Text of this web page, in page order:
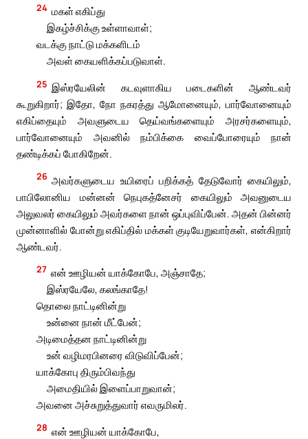
24 மகள் எகிப்து
இகழ்ச்சிக்கு உள்ளாவாள்;
வடக்கு நாட்டு மக்களிடம்
அவள் கையளிக்கப்படுவாள்.
25 இஸ்ரயேலின் கடவுளாகிய படைகளின் ஆண்டவர்
கூறுகிறார்; இதோ, நோ நகரத்து ஆமோனையும், பார்வோனையும்
எகிப்தையும் அவளுடைய தெய்வங்களையும் அரசர்களையும்,
பார்வோனையும் அவனில் நம்பிக்கை வைப்போரையும் நான்
தண்டிக்கப் போகிறேன்.
26 அவர்களுடைய உயிரைப் பறிக்கத் தேடுவோர் கையிலும்,
பாபிலோனிய மன்னன் நெபுகத்னேசர் கையிலும் அவனுடைய
அலுவலர் கையிலும் அவர்களை நான் ஒப்புவிப்பேன். அதன் பின்னர்
முன்னாளில் போன்று எகிப்தில் மக்கள் குடியேறுவார்கள், என்கிறார்
ஆண்டவர்.
27 என் ஊழியன் யாக்கோபே, அஞ்சாதே;
இஸ்ரயேலே, கலங்காதே!
தொலை நாட்டினின்று
உன்னை நான் மீட்பேன்;
அடிமைத்தன நாட்டினின்று
உன் வழிமரபினரை விடுவிப்பேன்;
யாக்கோபு திரும்பிவந்து
அமைதியில் இளைப்பாறுவான்;
அவனை அச்சுறுத்துவார் எவருமிலர்.
28 என் ஊழியன் யாக்கோபே,